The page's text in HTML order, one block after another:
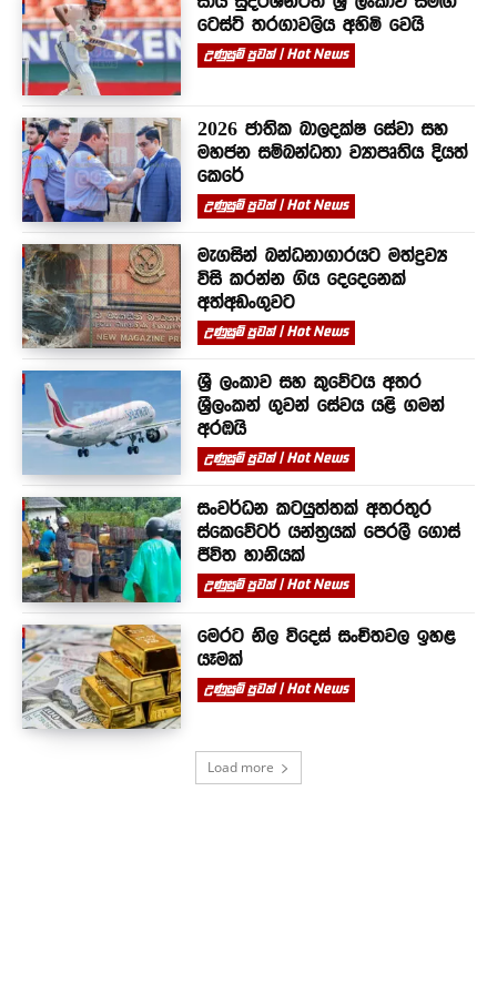
ටෙස්ට් තරගාවලිය අහිමි වෙයි
උණුසුම් පුවත් | Hot News
2026 ජාතික බාලදක්ෂ සේවා සහ
මහජන සම්බන්ධතා ව්‍යාපෘතිය දියත්
කෙරේ
උණුසුම් පුවත් | Hot News
මැගසින් බන්ධනාගාරයට මත්ද්‍රව්‍ය
විසි කරන්න ගිය දෙදෙනෙක්
අත්අඩංගුවට
උණුසුම් පුවත් | Hot News
ශ්‍රී ලංකාව සහ කුවේටය අතර
ශ්‍රීලංකන් ගුවන් සේවය යළි ගමන්
අරඹයි
උණුසුම් පුවත් | Hot News
සංවර්ධන කටයුත්තක් අතරතුර
ස්කෙවේටර් යන්ත්‍රයක් පෙරලී ගොස්
ජීවිත හානියක්
උණුසුම් පුවත් | Hot News
මෙරට නිල විදෙස් සංචිතවල ඉහළ
යෑමක්
උණුසුම් පුවත් | Hot News
Load more